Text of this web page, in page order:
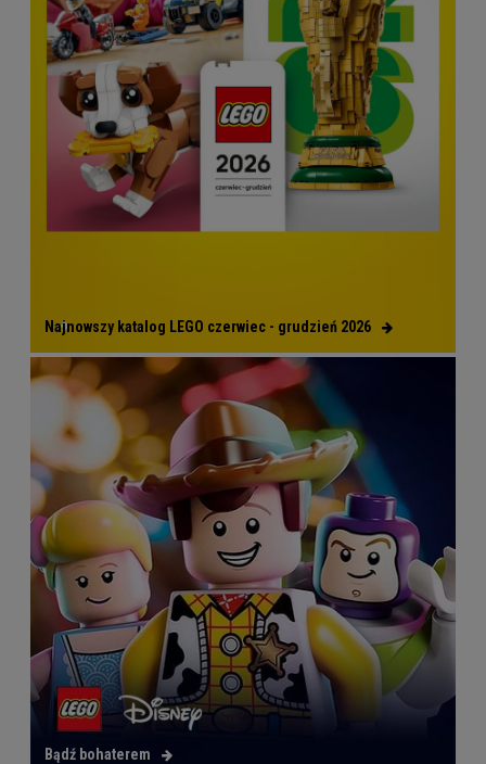
Najnowszy katalog LEGO czerwiec - grudzień 2026
Bądź bohaterem